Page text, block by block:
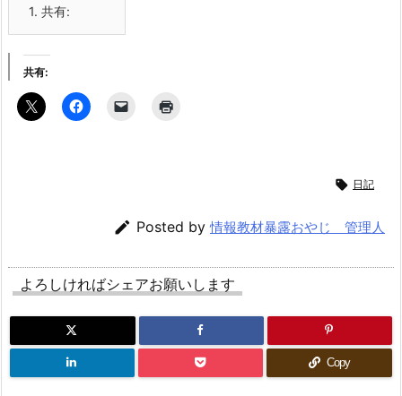
1. 共有:
共有:
 日記
 Posted by情報教材暴露おやじ 管理人
よろしければシェアお願いします
Copy